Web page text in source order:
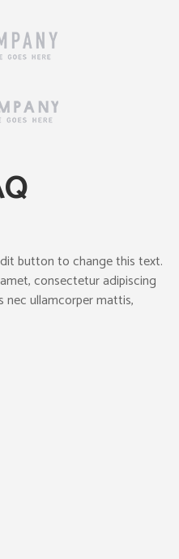
button to change this text.
consectetur adipiscing
nec ullamcorper mattis,